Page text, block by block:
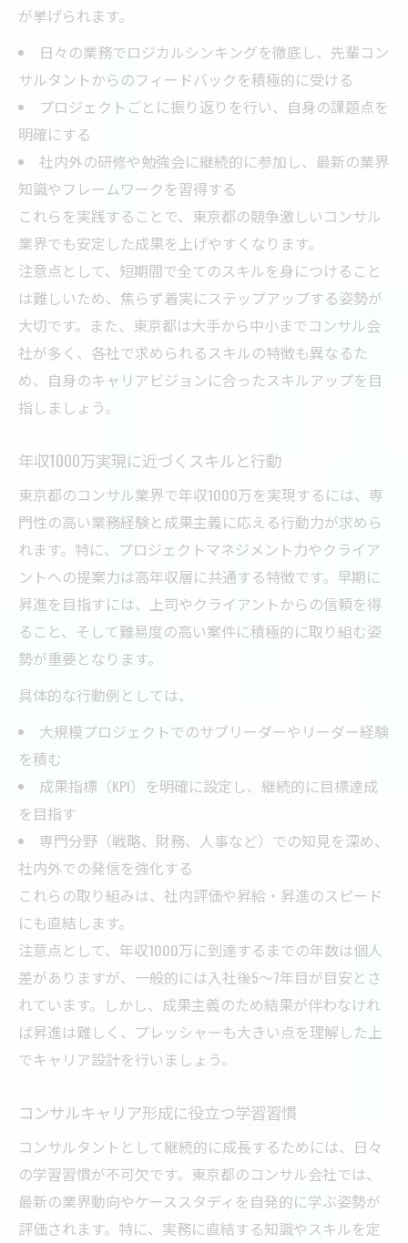
が挙げられます。
日々の業務でロジカルシンキングを徹底し、先輩コン
サルタントからのフィードバックを積極的に受ける
プロジェクトごとに振り返りを行い、自身の課題点を
明確にする
社内外の研修や勉強会に継続的に参加し、最新の業界
知識やフレームワークを習得する
これらを実践することで、東京都の競争激しいコンサル
業界でも安定した成果を上げやすくなります。
注意点として、短期間で全てのスキルを身につけること
は難しいため、焦らず着実にステップアップする姿勢が
大切です。また、東京都は大手から中小までコンサル会
社が多く、各社で求められるスキルの特徴も異なるた
め、自身のキャリアビジョンに合ったスキルアップを目
指しましょう。
年収1000万実現に近づくスキルと行動
東京都のコンサル業界で年収1000万を実現するには、専
門性の高い業務経験と成果主義に応える行動力が求めら
れます。特に、プロジェクトマネジメント力やクライア
ントへの提案力は高年収層に共通する特徴です。早期に
昇進を目指すには、上司やクライアントからの信頼を得
ること、そして難易度の高い案件に積極的に取り組む姿
勢が重要となります。
具体的な行動例としては、
大規模プロジェクトでのサブリーダーやリーダー経験
を積む
成果指標（KPI）を明確に設定し、継続的に目標達成
を目指す
専門分野（戦略、財務、人事など）での知見を深め、
社内外での発信を強化する
これらの取り組みは、社内評価や昇給・昇進のスピード
にも直結します。
注意点として、年収1000万に到達するまでの年数は個人
差がありますが、一般的には入社後5〜7年目が目安とさ
れています。しかし、成果主義のため結果が伴わなけれ
ば昇進は難しく、プレッシャーも大きい点を理解した上
でキャリア設計を行いましょう。
コンサルキャリア形成に役立つ学習習慣
コンサルタントとして継続的に成長するためには、日々
の学習習慣が不可欠です。東京都のコンサル会社では、
最新の業界動向やケーススタディを自発的に学ぶ姿勢が
評価されます。特に、実務に直結する知識やスキルを定